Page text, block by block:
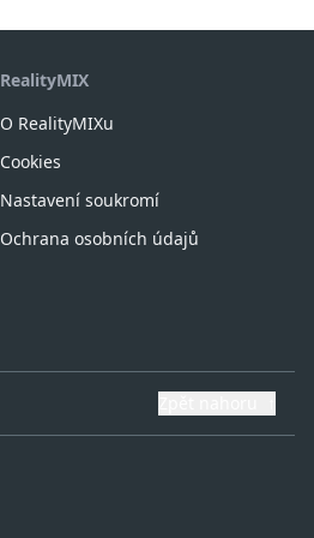
RealityMIX
O RealityMIXu
Cookies
Nastavení soukromí
Ochrana osobních údajů